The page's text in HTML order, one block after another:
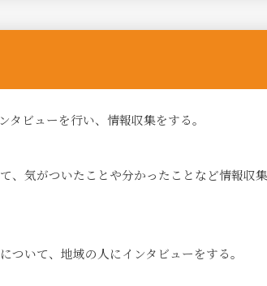
ビューを行い、情報収集をする。
、気がついたことや分かったことなど情報収集
いて、地域の人にインタビューをする。